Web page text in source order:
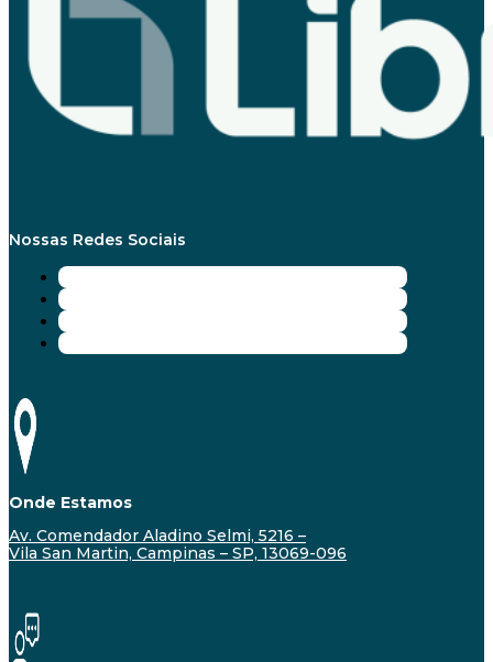
Nossas Redes Sociais
Onde Estamos
Av. Comendador Aladino Selmi, 5216 –
Vila San Martin, Campinas – SP, 13069-096